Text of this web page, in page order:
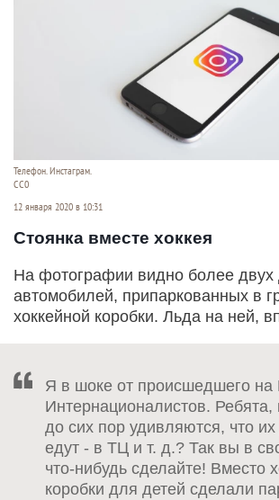
Телефон. Инстаграм.
СС0
12 января 2020 в 10:31
Стоянка вместе хоккея
На фотографии видно более двух
автомобилей, припаркованных в
хоккейной коробки. Льда на ней,
Я в шоке от происшедшего на
Интернационалистов.
до сих пор удивляются, что их
едут - в ТЦ и т. д.? Так вы в
что-нибудь сделайте! Вместо
коробки для детей сделали